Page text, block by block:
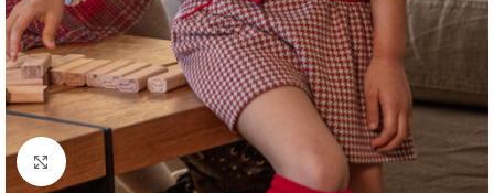
Click to enlarge